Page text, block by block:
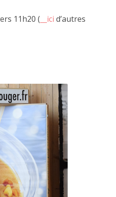
11h20 ( __ici d’autres
son art, JF cite régulièrement
rend la vie plus intéressante que
une société en crise
par le bois et les boîtes, JF
travail sur la récupération.
planches et tiroirs s'assemblent,